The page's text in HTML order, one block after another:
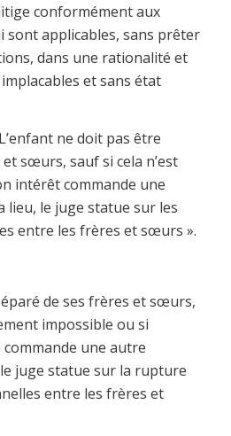
conformément aux
sont applicables, sans prêter
dans une rationalité et
et sans état
ne doit pas être
sœurs, sauf si cela n’est
intérêt commande une
lieu, le juge statue sur les
entre les frères et sœurs ».
de ses frères et sœurs,
impossible ou si
commande une autre
le juge statue sur la rupture
entre les frères et